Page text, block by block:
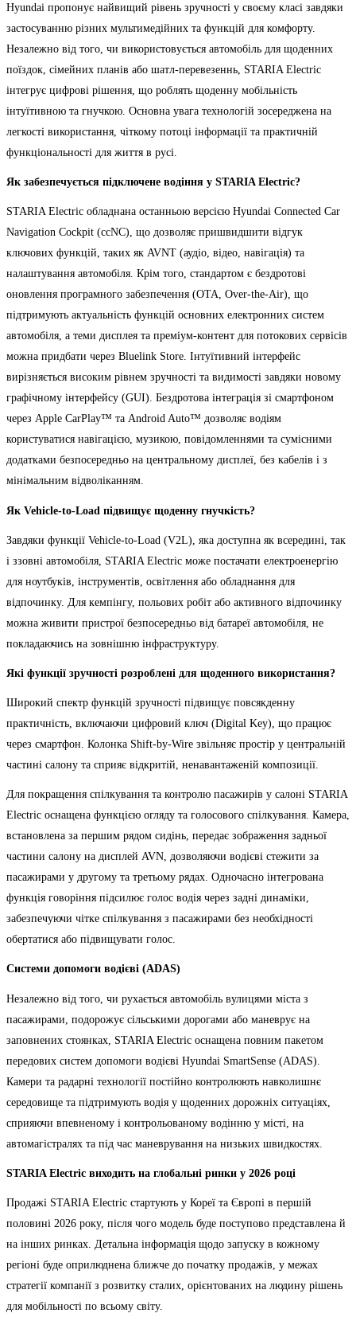
Hyundai пропонує найвищий рівень зручності у своєму класі завдяки
застосуванню різних мультимедійних та функцій для комфорту.
Незалежно від того, чи використовується автомобіль для щоденних
поїздок, сімейних планів або шатл-перевезеннь, STARIA Electric
інтегрує цифрові рішення, що роблять щоденну мобільність
інтуїтивною та гнучкою. Основна увага технологій зосереджена на
легкості використання, чіткому потоці інформації та практичній
функціональності для життя в русі.
Як забезпечується підключене водіння у STARIA Electric?
STARIA Electric обладнана останньою версією Hyundai Connected Car
Navigation Cockpit (ccNC), що дозволяє пришвидшити відгук
ключових функцій, таких як AVNT (аудіо, відео, навігація) та
налаштування автомобіля. Крім того, стандартом є бездротові
оновлення програмного забезпечення (OTA, Over-the-Air), що
підтримують актуальність функцій основних електронних систем
автомобіля, а теми дисплея та преміум-контент для потокових сервісів
можна придбати через Bluelink Store. Інтуїтивний інтерфейс
вирізняється високим рівнем зручності та видимості завдяки новому
графічному інтерфейсу (GUI). Бездротова інтеграція зі смартфоном
через Apple CarPlay™ та Android Auto™ дозволяє водіям
користуватися навігацією, музикою, повідомленнями та сумісними
додатками безпосередньо на центральному дисплеї, без кабелів і з
мінімальним відволіканням.
Як Vehicle-to-Load підвищує щоденну гнучкість?
Завдяки функції Vehicle-to-Load (V2L), яка доступна як всередині, так
і ззовні автомобіля, STARIA Electric може постачати електроенергію
для ноутбуків, інструментів, освітлення або обладнання для
відпочинку. Для кемпінгу, польових робіт або активного відпочинку
можна живити пристрої безпосередньо від батареї автомобіля, не
покладаючись на зовнішню інфраструктуру.
Які функції зручності розроблені для щоденного використання?
Широкий спектр функцій зручності підвищує повсякденну
практичність, включаючи цифровий ключ (Digital Key), що працює
через смартфон. Колонка Shift-by-Wire звільняє простір у центральній
частині салону та сприяє відкритій, ненавантаженій композиції.
Для покращення спілкування та контролю пасажирів у салоні STARIA
Electric оснащена функцією огляду та голосового спілкування. Камера,
встановлена за першим рядом сидінь, передає зображення задньої
частини салону на дисплей AVN, дозволяючи водієві стежити за
пасажирами у другому та третьому рядах. Одночасно інтегрована
функція говоріння підсилює голос водія через задні динаміки,
забезпечуючи чітке спілкування з пасажирами без необхідності
обертатися або підвищувати голос.
Системи допомоги водієві (ADAS)
Незалежно від того, чи рухається автомобіль вулицями міста з
пасажирами, подорожує сільськими дорогами або маневрує на
заповнених стоянках, STARIA Electric оснащена повним пакетом
передових систем допомоги водієві Hyundai SmartSense (ADAS).
Камери та радарні технології постійно контролюють навколишнє
середовище та підтримують водія у щоденних дорожніх ситуаціях,
сприяючи впевненому і контрольованому водінню у місті, на
автомагістралях та під час маневрування на низьких швидкостях.
STARIA Electric виходить на глобальні ринки у 2026 році
Продажі STARIA Electric стартують у Кореї та Європі в першій
половині 2026 року, після чого модель буде поступово представлена й
на інших ринках. Детальна інформація щодо запуску в кожному
регіоні буде оприлюднена ближче до початку продажів, у межах
стратегії компанії з розвитку сталих, орієнтованих на людину рішень
для мобільності по всьому світу.